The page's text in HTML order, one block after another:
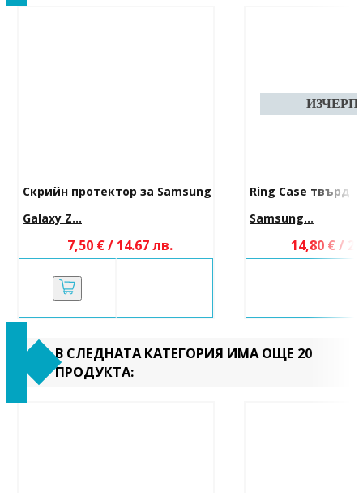
Скрийн протектор за Samsung
Galaxy Z...
7,50 € / 14.67 лв.
Ring Case твърд
Samsung...
14,80 € /
В СЛЕДНАТА КАТЕГОРИЯ ИМА ОЩЕ 20
ПРОДУКТА: